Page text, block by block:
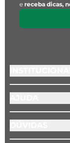
e receba dicas,